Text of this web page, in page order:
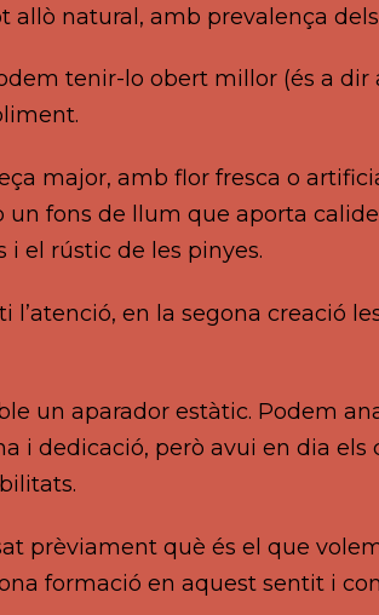
natural, amb prevalença
tenir-lo obert millor (és a
major, amb flor fresca o
fons de llum que aporta
el rústic de les pinyes.
en la segona creació
un aparador estàtic. Podem
i dedicació, però avui en dia
prèviament què és el que
formació en aquest sentit i